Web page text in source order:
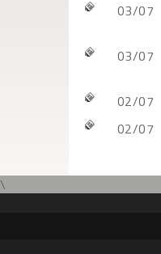
03/07
03/07
02/07
02/07
\